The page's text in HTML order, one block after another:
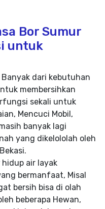
Bor Sumur
untuk
dari kebutuhan
membersihkan
sekali untuk
Mencuci Mobil,
banyak lagi
yang dikelololah oleh
hidup air layak
bermanfaat, Misal
bersih bisa di olah
beberapa Hewan,